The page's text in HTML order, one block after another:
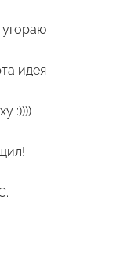
идея
:))))